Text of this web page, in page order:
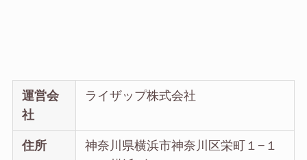
運営会
社
ライザップ株式会社
住所
神奈川県横浜市神奈川区栄町１−１